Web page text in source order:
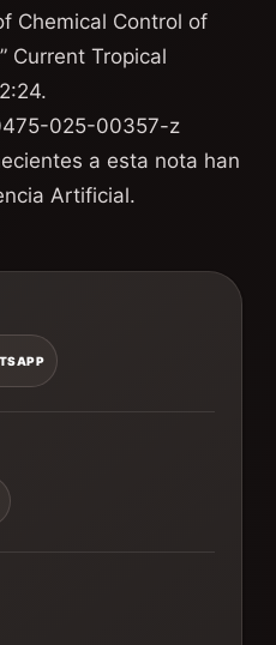
Chemical Control of
Current Tropical
025-00357-z
a esta nota han
Artificial.